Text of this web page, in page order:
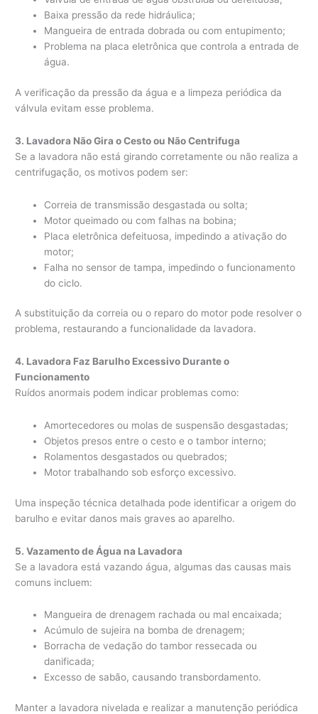
Baixa pressão da rede hidráulica;
Mangueira de entrada dobrada ou com entupimento;
Problema na placa eletrônica que controla a entrada de
água.
A verificação da pressão da água e a limpeza periódica da
válvula evitam esse problema.
3. Lavadora Não Gira o Cesto ou Não Centrifuga
Se a lavadora não está girando corretamente ou não realiza a
centrifugação, os motivos podem ser:
Correia de transmissão desgastada ou solta;
Motor queimado ou com falhas na bobina;
Placa eletrônica defeituosa, impedindo a ativação do
motor;
Falha no sensor de tampa, impedindo o funcionamento
do ciclo.
A substituição da correia ou o reparo do motor pode resolver o
problema, restaurando a funcionalidade da lavadora.
4. Lavadora Faz Barulho Excessivo Durante o
Funcionamento
Ruídos anormais podem indicar problemas como:
Amortecedores ou molas de suspensão desgastadas;
Objetos presos entre o cesto e o tambor interno;
Rolamentos desgastados ou quebrados;
Motor trabalhando sob esforço excessivo.
Uma inspeção técnica detalhada pode identificar a origem do
barulho e evitar danos mais graves ao aparelho.
5. Vazamento de Água na Lavadora
Se a lavadora está vazando água, algumas das causas mais
comuns incluem:
Mangueira de drenagem rachada ou mal encaixada;
Acúmulo de sujeira na bomba de drenagem;
Borracha de vedação do tambor ressecada ou
danificada;
Excesso de sabão, causando transbordamento.
Manter a lavadora nivelada e realizar a manutenção periódica